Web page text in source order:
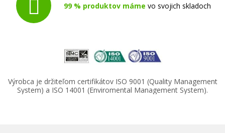
99 % produktov máme vo svojich skladoch
Výrobca je držiteľom certifikátov ISO 9001 (Quality Management
System) a ISO 14001 (Enviromental Management System).